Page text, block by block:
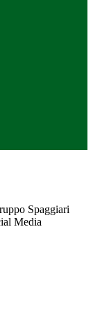
Spaggiari
Media